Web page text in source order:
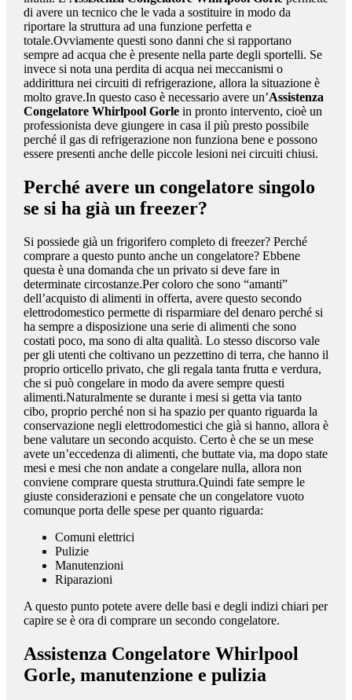
di avere un tecnico che le vada a sostituire in modo da
riportare la struttura ad una funzione perfetta e
totale.Ovviamente questi sono danni che si rapportano
sempre ad acqua che è presente nella parte degli sportelli. Se
invece si nota una perdita di acqua nei meccanismi o
addirittura nei circuiti di refrigerazione, allora la situazione è
molto grave.In questo caso è necessario avere un’Assistenza
Congelatore Whirlpool Gorlein pronto intervento, cioè un
professionista deve giungere in casa il più presto possibile
perché il gas di refrigerazione non funziona bene e possono
essere presenti anche delle piccole lesioni nei circuiti chiusi.
Perché avere un congelatore singolo
se si ha già un freezer?
Si possiede già un frigorifero completo di freezer? Perché
comprare a questo punto anche un congelatore? Ebbene
questa è una domanda che un privato si deve fare in
determinate circostanze.Per coloro che sono “amanti”
dell’acquisto di alimenti in offerta, avere questo secondo
elettrodomestico permette di risparmiare del denaro perché si
ha sempre a disposizione una serie di alimenti che sono
costati poco, ma sono di alta qualità. Lo stesso discorso vale
per gli utenti che coltivano un pezzettino di terra, che hanno il
proprio orticello privato, che gli regala tanta frutta e verdura,
che si può congelare in modo da avere sempre questi
alimenti.Naturalmente se durante i mesi si getta via tanto
cibo, proprio perché non si ha spazio per quanto riguarda la
conservazione negli elettrodomestici che già si hanno, allora è
bene valutare un secondo acquisto. Certo è che se un mese
avete un’eccedenza di alimenti, che buttate via, ma dopo state
mesi e mesi che non andate a congelare nulla, allora non
conviene comprare questa struttura.Quindi fate sempre le
giuste considerazioni e pensate che un congelatore vuoto
comunque porta delle spese per quanto riguarda:
Comuni elettrici
Pulizie
Manutenzioni
Riparazioni
A questo punto potete avere delle basi e degli indizi chiari per
capire se è ora di comprare un secondo congelatore.
Assistenza Congelatore Whirlpool
Gorle, manutenzione e pulizia